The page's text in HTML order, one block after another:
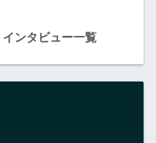
ンタビュー一覧